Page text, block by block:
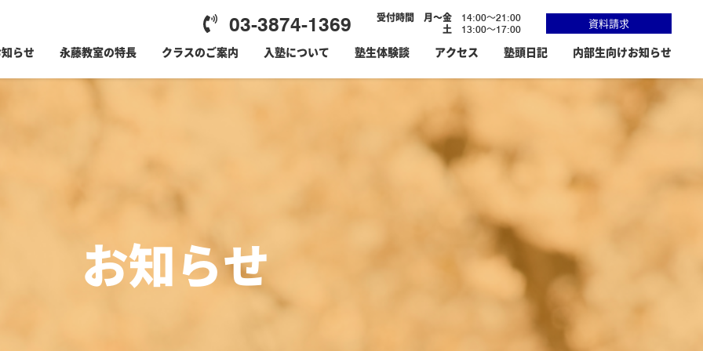
03-3874-1369 受付時間 月～金
14:00～21:00
土
13:00～17:00 資料請求
らせ 永藤教室の特長 クラスのご案内 入塾について 塾生体験談 アクセス 塾頭日記 内部生向けお知らせ
お知らせ